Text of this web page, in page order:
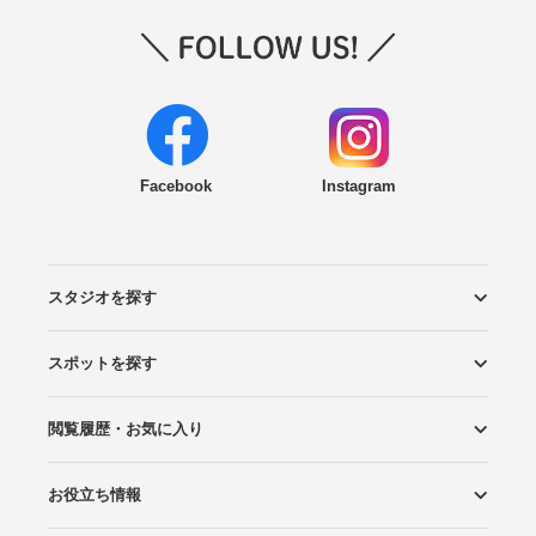
Facebook Instagram
スタジオを探す
エリアから探す
こだわりから探す
NEW PHOTO STYLE
プランから探す
フォトタイプ診断
フォトグラファーから探す
国内リゾートから探す
スポットを探す
ロケーションから探す
スタジオから探す
閲覧履歴・お気に入り
閲覧スタジオ
お気に入り
お役立ち情報